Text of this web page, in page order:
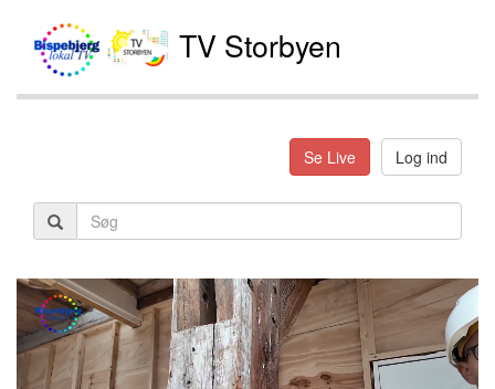
TV Storbyen
Se Live Log ind